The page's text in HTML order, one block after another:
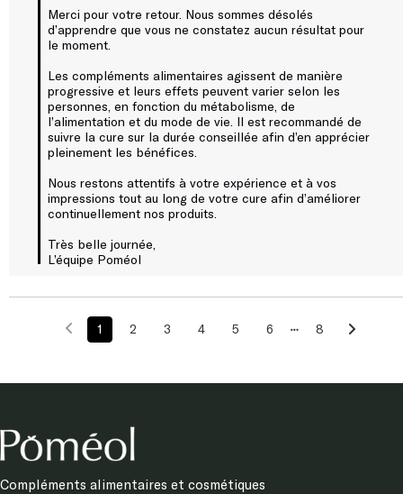
Merci pour votre retour. Nous sommes désolés
d’apprendre que vous ne constatez aucun résultat pour
le moment.
Les compléments alimentaires agissent de manière
progressive et leurs effets peuvent varier selon les
personnes, en fonction du métabolisme, de
l’alimentation et du mode de vie. Il est recommandé de
suivre la cure sur la durée conseillée afin d’en apprécier
pleinement les bénéfices.
Nous restons attentifs à votre expérience et à vos
impressions tout au long de votre cure afin d’améliorer
continuellement nos produits.
Très belle journée,
L’équipe Poméol
1 2 3 4 5 6 8
Compléments alimentaires et cosmétiques